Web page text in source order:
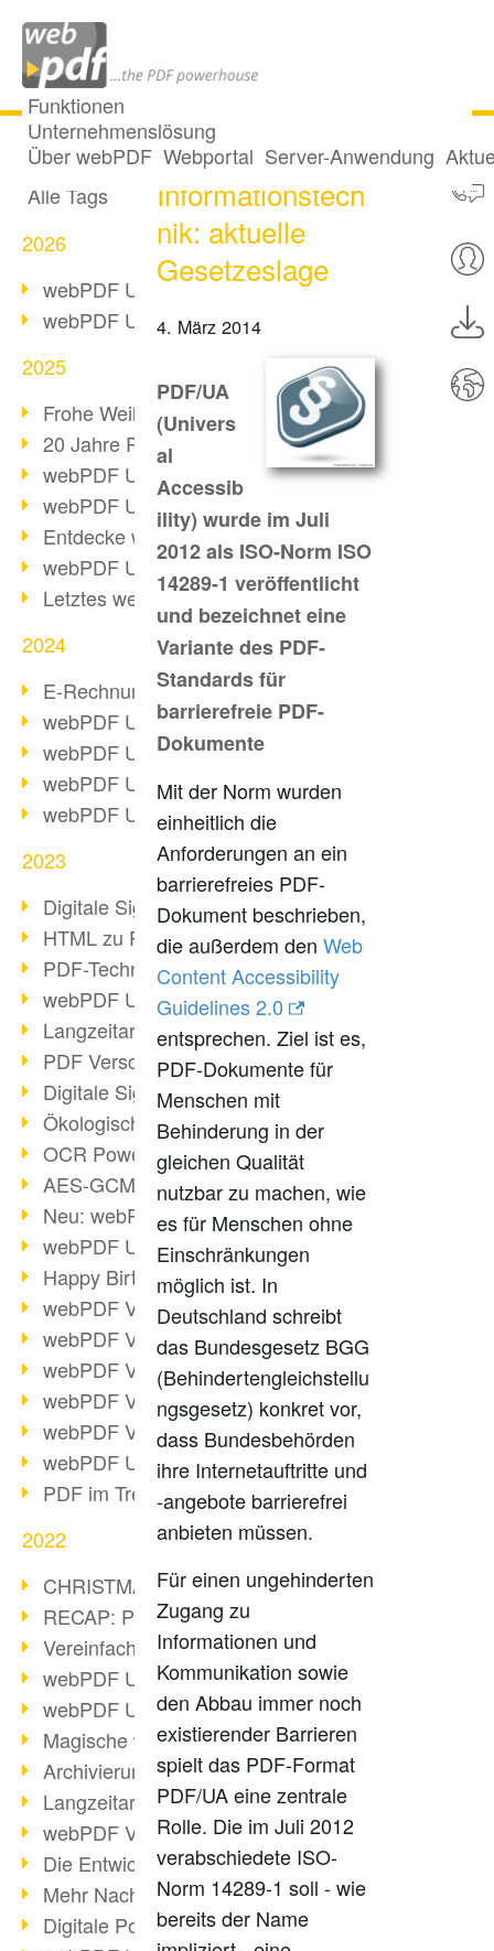
Funktionen
Unternehmenslösung
Über webPDF Webportal Server-Anwendung
Alle Beiträge
Alle Tags
2026
webPDF Update 10.0.5
webPDF Update 10.0.4
2025
Frohe Weihnachten & Auszeit
20 Jahre PDF/A
webPDF Update 10.0.3
webPDF Update 10.0.2
Entdecke webPDF 10
webPDF Update 9.0.0.3655
Letztes webPDF 8 Update
2024
E-Rechnungsstellung ab 2025
webPDF Update 9.0.0.3584
webPDF Update 9.0.0.3479
webPDF Update 9.0.0.3361
webPDF Update 9.0.0.3264
2023
Digitale Signatur in PDF
HTML zu PDF
PDF-Techniken für Barrierefreiheit
webPDF Update 9.0.0.3149
Langzeitarchivierung mit PDF/A
PDF Verschlüsselung
Digitale Signaturen
Ökologischen Abdruck reduzieren
OCR Power für Profis
AES-GCM-Unterstützung (PDF 2.0)
Neu: webPDF Developer Hub
webPDF Update 9.0.0.2898
Happy Birthday, PDF!
webPDF Video-Session 4
webPDF Video-Session 3
webPDF Video-Session 2
webPDF Video-Session 1
webPDF Video-Session Termine
webPDF Update 9.0.0.2843
PDF im Trend
2022
CHRISTMAS 2022 loading
RECAP: PDF Days Europe 2022
Vereinfachung Personalprozesse
webPDF Update 8.0.0.2727
webPDF Update 9.0.0.2732
Magische webPDF Version 9
Archivierung: Aufbewahrungsfristen
Langzeitarchivierung mit PDF/A
webPDF Video - Behind the Scenes
Die Entwicklung von PDF/X
Mehr Nachhaltigkeit durch PDF
Digitale Post als PDF/A
Barrierefreie
Informationstech
nik: aktuelle
Gesetzeslage
4. März 2014
PDF/UA
(Univers
al
Accessib
ility) wurde im Juli
2012 als ISO-Norm ISO
14289-1 veröffentlicht
und bezeichnet eine
Variante des PDF-
Standards für
barrierefreie PDF-
Dokumente
Mit der Norm wurden
einheitlich die
Anforderungen an ein
barrierefreies PDF-
Dokument beschrieben,
die außerdem den Web
Content Accessibility
Guidelines 2.0
entsprechen. Ziel ist es,
PDF-Dokumente für
Menschen mit
Behinderung in der
gleichen Qualität
nutzbar zu machen, wie
es für Menschen ohne
Einschränkungen
möglich ist. In
Deutschland schreibt
das Bundesgesetz BGG
(Behindertengleichstellu
ngsgesetz) konkret vor,
dass Bundesbehörden
ihre Internetauftritte und
-angebote barrierefrei
anbieten müssen.
Für einen ungehinderten
Zugang zu
Informationen und
Kommunikation sowie
den Abbau immer noch
existierender Barrieren
spielt das PDF-Format
PDF/UA eine zentrale
Rolle. Die im Juli 2012
verabschiedete ISO-
Norm 14289-1 soll - wie
bereits der Name